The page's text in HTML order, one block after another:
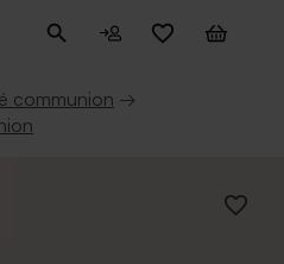
communion →